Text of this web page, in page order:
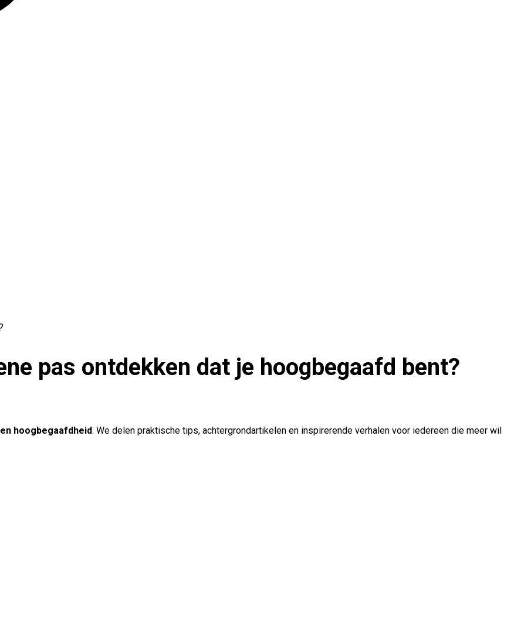
pas ontdekken dat je hoogbegaafd bent?
hoogbegaafdheid. We delen praktische tips, achtergrondartikelen en inspirerende verhalen voor iedereen die meer wil